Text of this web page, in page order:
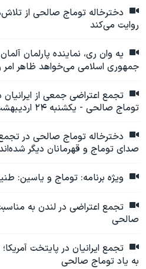
دخترخاله توماج صالحی از
روایت می‌کند
یه وان ری، نماینده پارلمان
جمهوری اسلامی می‌خواهد ظاهر امر
تجمع اعتراضی جمعی از
توماج صالحی - یکشنبه ۲۴ اردیبهشت
دخترخاله توماج صالحی در
صدای توماج و قهرمانان دیگر
ویژه برنامه: توماج و یاسین:
تجمع اعتراضی در لندن به
صالحی
تجمع ایرانیان در پایتخت
به یاد توماج صالحی